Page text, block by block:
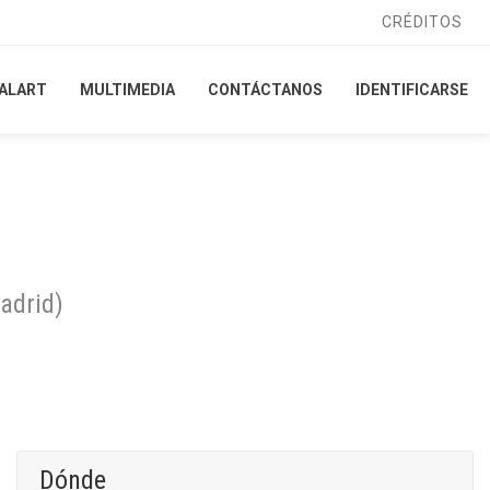
CRÉDITOS
MULTIMEDIA CONTÁCTANOS IDENTIFICARSE
CRÉDITOS
MULTIMEDIA CONTÁCTANOS IDENTIFICARSE
)
Dónde